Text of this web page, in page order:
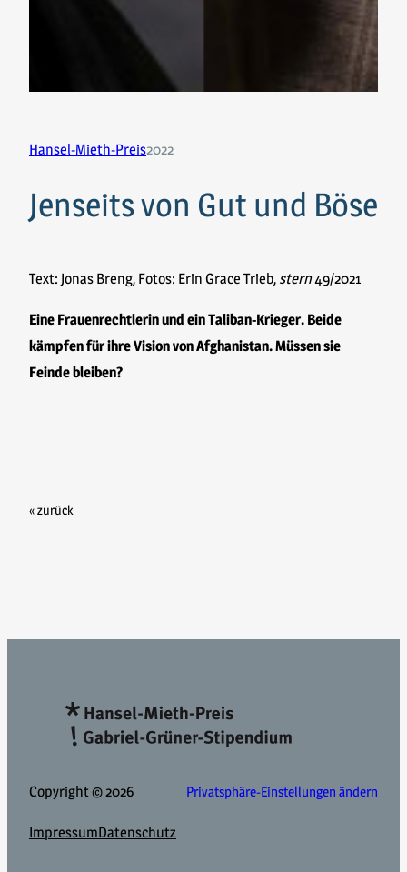
Hansel-Mieth-Preis2022
Jenseits von Gut und Böse
Text: Jonas Breng, Fotos: Erin Grace Trieb, stern49/2021
Eine Frauenrechtlerin und ein Taliban-Krieger. Beide
kämpfen für ihre Vision von Afghanistan. Müssen sie
Feinde bleiben?
« zurück
Copyright © 2026 Privatsphäre-Einstellungen ändern
ImpressumDatenschutz